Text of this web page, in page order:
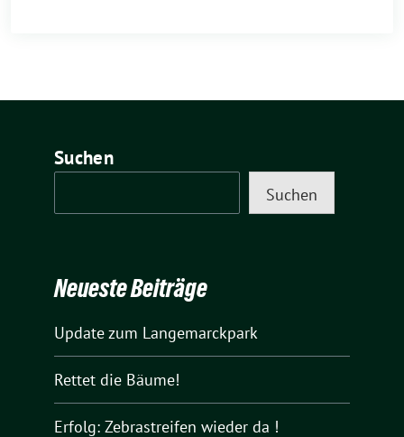
Suchen
Suchen
Neueste Beiträge
Update zum Langemarckpark
Rettet die Bäume!
Erfolg: Zebrastreifen wieder da !